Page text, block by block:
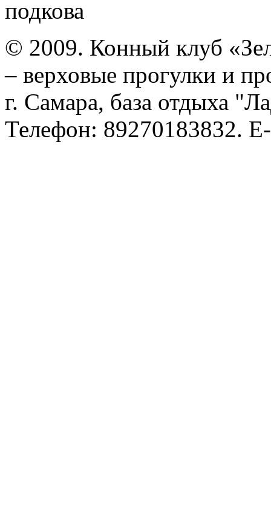
© 2009. Конный клуб
– верховые прогулки и
г. Самара, база отдыха
Телефон: 89270183832.